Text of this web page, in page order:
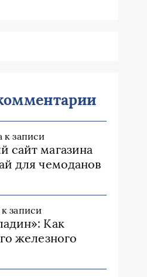
к записи
сайт магазина
для чемоданов
к записи
Как
железного